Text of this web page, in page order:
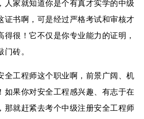
人家就知道你是个有真才实学的中级
证书啊，可是经过严格考试和审核才
得很！它不仅是你专业能力的证明，
砖。
全工程师这个职业啊，前景广阔、机
如果你对安全工程感兴趣、有志于在
那就赶紧去考个中级注册安全工程师